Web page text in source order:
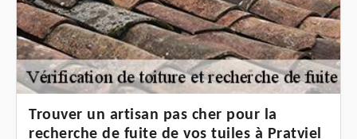
Trouver un artisan pas cher pour la
recherche de fuite de vos tuiles à Pratviel